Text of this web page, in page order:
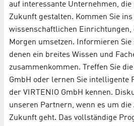
auf interessante Unternehmen,
Zukunft gestalten. Kommen Sie
wissenschaftlichen Einrichtungen,
Morgen umsetzen. Informieren Sie
denen ein breites Wissen und
zusammenkommen. Treffen Sie
GmbH oder lernen Sie intelligente
der VIRTENIO GmbH kennen.
unseren Partnern, wenn es um
Zukunft geht. Das vollständige